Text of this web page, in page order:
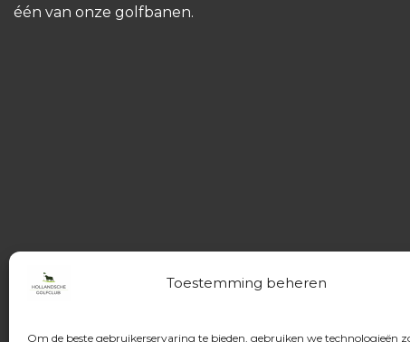
Toestemming beheren
Om de beste gebruikerservaring te bieden, gebruiken we technologieën
één van onze golfbanen.